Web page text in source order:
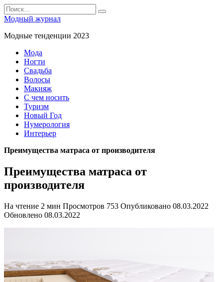
Перейти
к
содержанию
Search
for:
Модный журнал
Модные тенденции 2023
Мода
Ногти
Свадьба
Волосы
Макияж
С чем носить
Туризм
Новый Год
Нумерология
Интерьер
Преимущества матраса от производителя
Преимущества матраса от
производителя
На чтение 2 мин Просмотров 753 Опубликовано 08.03.2022
Обновлено 08.03.2022